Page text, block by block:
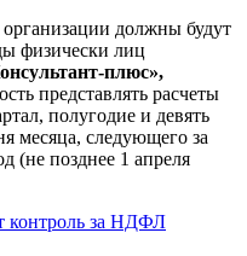
должны будут
физически лиц
плюс»,
представлять расчеты
полугодие и девять
месяца, следующего за
(не позднее 1 апреля
контроль за НДФЛ